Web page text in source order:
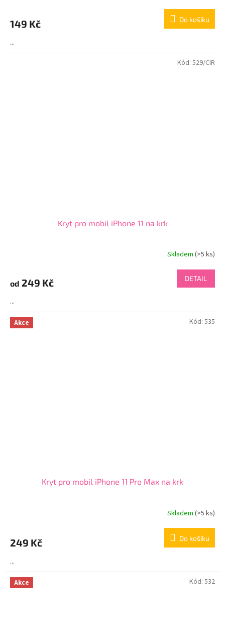
149 Kč Do košíku
...
Kryt pro mobil iPhone 11 na krk
Skladem (>5 ks)
od 249 Kč DETAIL
...
Kód: 529/CIR
Akce
Kryt pro mobil iPhone 11 Pro Max na krk
je
z
5
hvězdiček.
Skladem(>5 ks)
249 Kč Do košíku
...
Kód: 535
Akce Kód: 532